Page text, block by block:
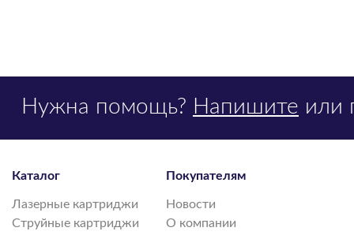
Нужна помощь? Напишите или
Каталог
Лазерные картриджи
Струйные картриджи
Покупателям
Новости
О компании